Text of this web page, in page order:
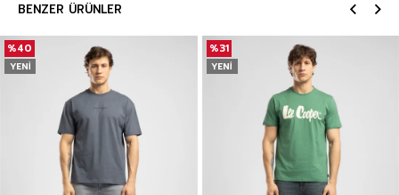
BENZER ÜRÜNLER
%40
YENI
%31
YENI